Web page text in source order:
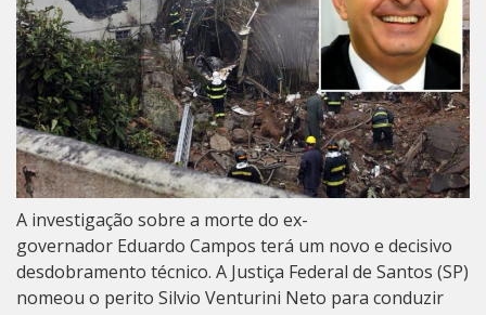
A investigação sobre a morte do ex-
governador Eduardo Campos terá um novo e decisivo
desdobramento técnico. A Justiça Federal de Santos (SP)
nomeou o perito Silvio Venturini Neto para conduzir